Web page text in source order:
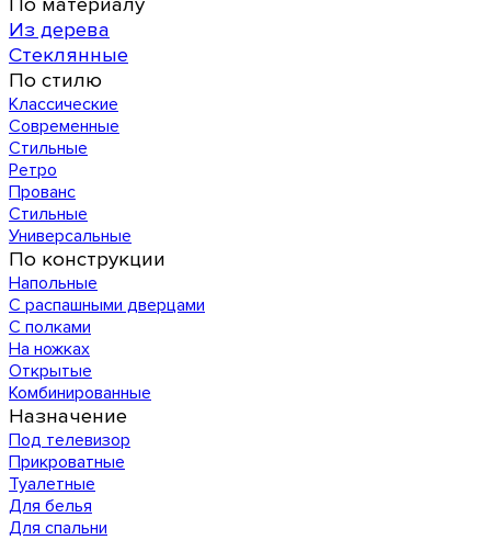
Из дерева
Стеклянные
По стилю
Классические
Современные
Стильные
Ретро
Прованс
Стильные
Универсальные
По конструкции
Напольные
С распашными дверцами
С полками
На ножках
Открытые
Комбинированные
Назначение
Под телевизор
Прикроватные
Туалетные
Для белья
Для спальни